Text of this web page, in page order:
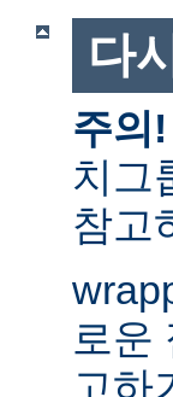
다
주의!
치그
참고
로운
고하